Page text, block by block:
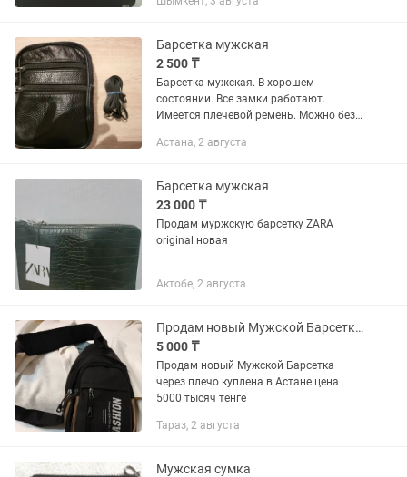
Барсетка мужская
2 500 ₸
Барсетка мужская. В хорошем
состоянии. Все замки работают.
Имеется плечевой ремень. Можно без
Астана, 2 августа
Барсетка мужская
23 000 ₸
Продам муржскую барсетку ZARA
original новая
Актобе, 2 августа
Продам новый Мужской Барсетка через плечо
5 000 ₸
Продам новый Мужской Барсетка
через плечо куплена в Астане цена
5000 тысяч тенге
Тараз, 2 августа
Мужская сумка